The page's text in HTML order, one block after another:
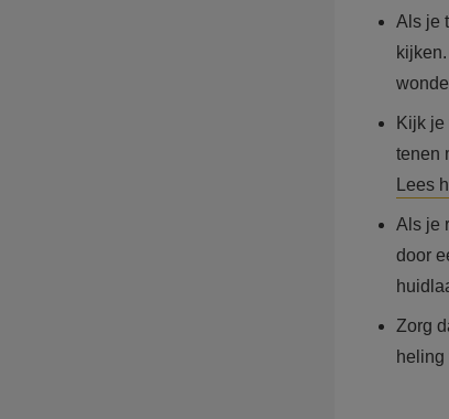
Als je
Kijk
tenen
Lees
Als je
door
Zorg
heling